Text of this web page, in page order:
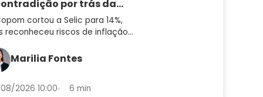
por trás da
cortou a Selic para 14%,
reconheceu riscos de inflação
ainda não é hora de
risco
Marilia Fontes
2026 10:00 6 min